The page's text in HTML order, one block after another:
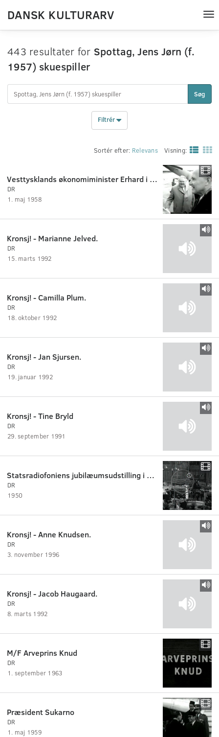
DANSK KULTURARV
443 resultater for Spottag, Jens Jørn (f.
1957) skuespiller
Søg
Filtrér
Sortér efter: Relevans Visning:
Vesttysklands økonomiminister Erhard i København
DR
1. maj 1958
Kronsj! - Marianne Jelved.
DR
15. marts 1992
Kronsj! - Camilla Plum.
DR
18. oktober 1992
Kronsj! - Jan Sjursen.
DR
19. januar 1992
Kronsj! - Tine Bryld
DR
29. september 1991
Statsradiofoniens jubilæumsudstilling i Forum. 1950
DR
1950
Kronsj! - Anne Knudsen.
DR
3. november 1996
Kronsj! - Jacob Haugaard.
DR
8. marts 1992
M/F Arveprins Knud
DR
1. september 1963
Præsident Sukarno
DR
1. maj 1959